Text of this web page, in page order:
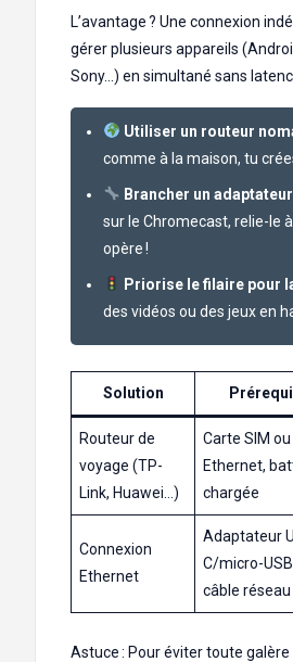
L’avantage ? Une connexion
gérer plusieurs appareils
Sony…) en simultané sans
Utiliser un routeur
comme à la maison, tu
Brancher un
sur le Chromecast, relie-le
opère !
Priorise le filaire pour
des vidéos ou des jeux en
Solution
Routeur de
voyage (TP-
Link, Huawei…)
Carte SIM ou
Ethernet,
chargée
Connexion
Ethernet
Adaptateur
C/micro-
câble réseau
Astuce : Pour éviter toute